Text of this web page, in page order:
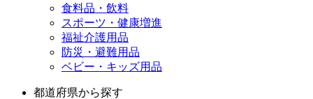
食料品・飲料
スポーツ・健康増進
福祉介護用品
防災・避難用品
ベビー・キッズ用品
都道府県から探す